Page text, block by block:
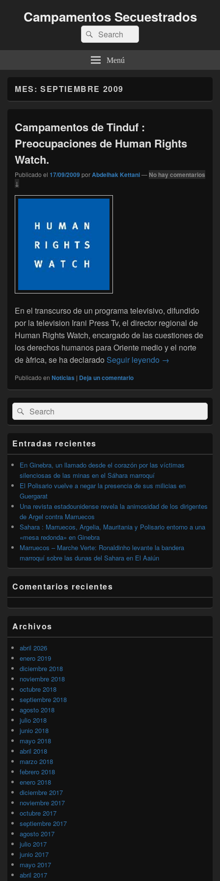
Campamentos Secuestrados
Buscar
por:
Buscar
Menú
MES: SEPTIEMBRE 2009
Campamentos de Tinduf :
Preocupaciones de Human Rights
Watch.
Publicado el 17/09/2009porAbdelhak Kettani— No hay comentarios
↓
En el transcurso de un programa televisivo, difundido
por la television Irani Press Tv, el director regional de
Human Rights Watch, encargado de las cuestiones de
los derechos humanos para Oriente medio y el norte
de àfrica, se ha declarado Seguir leyendo Campamentos
→
Publicado en Noticias | Deja un comentario
El
área
de
widget
lateral
primaria
Buscar
por:
Buscar
Entradas recientes
En Ginebra, un llamado desde el corazón por las víctimas
silenciosas de las minas en el Sáhara marroquí
El Polisario vuelve a negar la presencia de sus milicias en
Guergarat
Una revista estadounidense revela la animosidad de los dirigentes
de Argel contra Marruecos
Sahara : Marruecos, Argelia, Mauritania y Polisario entorno a una
«mesa redonda» en Ginebra
Marruecos – Marche Verte: Ronaldinho levante la bandera
marroquí sobre las dunas del Sahara en El Aaiún
Comentarios recientes
Archivos
abril 2026
enero 2019
diciembre 2018
noviembre 2018
octubre 2018
septiembre 2018
agosto 2018
julio 2018
junio 2018
mayo 2018
abril 2018
marzo 2018
febrero 2018
enero 2018
diciembre 2017
noviembre 2017
octubre 2017
septiembre 2017
agosto 2017
julio 2017
junio 2017
mayo 2017
abril 2017